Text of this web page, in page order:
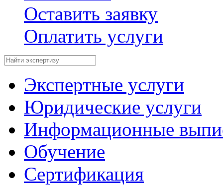
Оставить заявку
Оплатить услуги
Экспертные услуги
Юридические услуги
Информационные
Обучение
Сертификация